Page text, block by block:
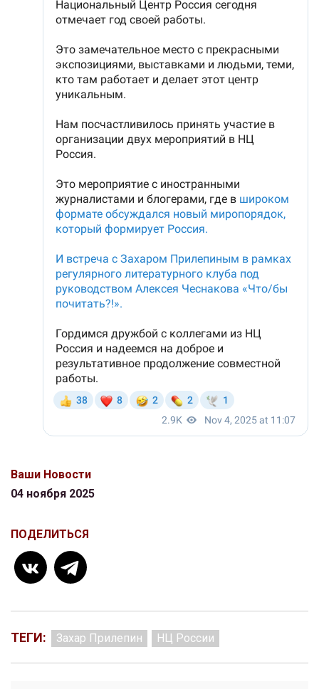
Ваши Новости
04 ноября 2025
ПОДЕЛИТЬСЯ
ТЕГИ: Захар Прилепин НЦ России